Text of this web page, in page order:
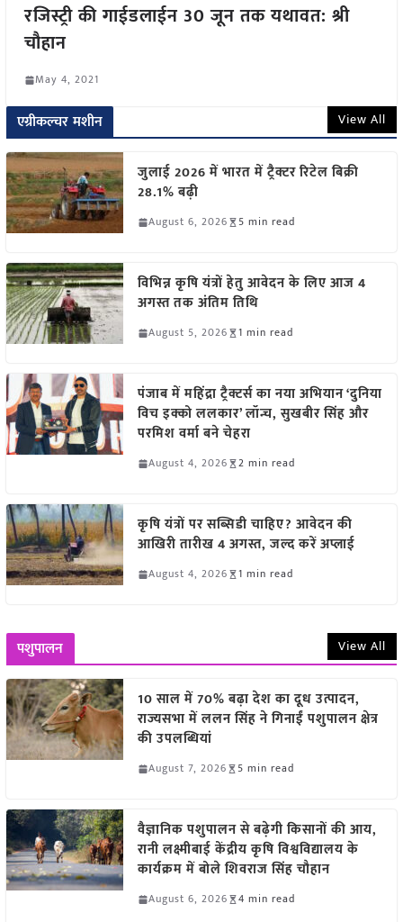
रजिस्ट्री की गाईडलाईन 30 जून तक यथावत: श्री
चौहान
May 4, 2021
एग्रीकल्चर मशीन View All
जुलाई 2026 में भारत में ट्रैक्टर रिटेल बिक्री
28.1% बढ़ी
August 6, 2026 5 min read
विभिन्न कृषि यंत्रों हेतु आवेदन के लिए आज 4
अगस्त तक अंतिम तिथि
August 5, 2026 1 min read
पंजाब में महिंद्रा ट्रैक्टर्स का नया अभियान ‘दुनिया
विच इक्को ललकार’ लॉन्च, सुखबीर सिंह और
परमिश वर्मा बने चेहरा
August 4, 2026 2 min read
कृषि यंत्रों पर सब्सिडी चाहिए? आवेदन की
आखिरी तारीख 4 अगस्त, जल्द करें अप्लाई
August 4, 2026 1 min read
पशुपालन View All
10 साल में 70% बढ़ा देश का दूध उत्पादन,
राज्यसभा में ललन सिंह ने गिनाईं पशुपालन क्षेत्र
की उपलब्धियां
August 7, 2026 5 min read
वैज्ञानिक पशुपालन से बढ़ेगी किसानों की आय,
रानी लक्ष्मीबाई केंद्रीय कृषि विश्वविद्यालय के
कार्यक्रम में बोले शिवराज सिंह चौहान
August 6, 2026 4 min read